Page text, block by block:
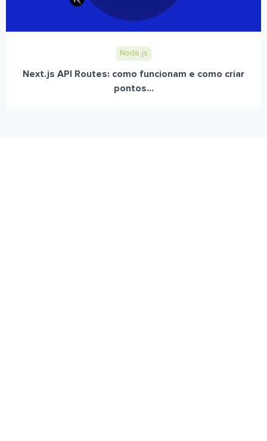
Node.js
Next.js API Routes: como funcionam e como criar
pontos...